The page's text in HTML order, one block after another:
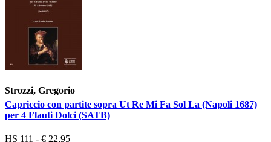
Strozzi, Gregorio
Capriccio con partite sopra Ut Re Mi Fa Sol La (Napoli 1687)
per 4 Flauti Dolci (SATB)
HS 111 - € 22,95